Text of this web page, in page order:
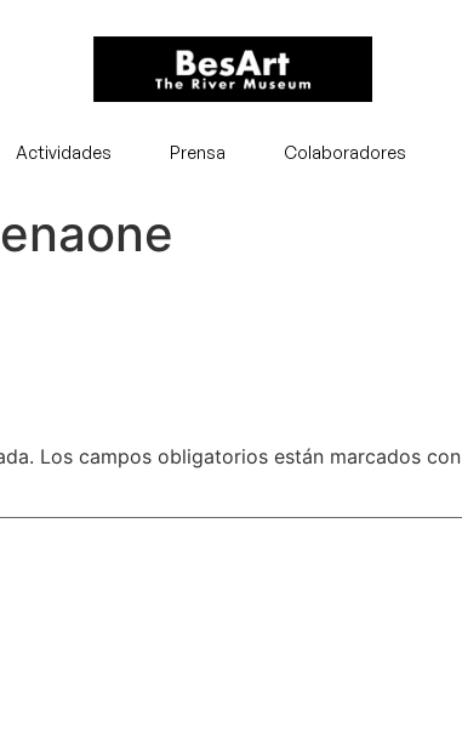
Actividades Prensa Colaboradores
Los campos obligatorios están marcados con